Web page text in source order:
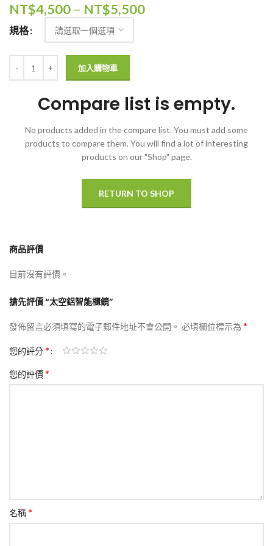
NT$4,500 – NT$5,500
規格
加入購物車
Compare list is empty.
No products added in the compare list. You must add some
products to compare them. You will find a lot of interesting
products on our "Shop" page.
RETURN TO SHOP
商品評價
目前沒有評價。
搶先評價 “太空鋁智能櫃鏡”
發佈留言必須填寫的電子郵件地址不會公開。 必填欄位標示為 *
您的評分*
您的評價*
名稱*